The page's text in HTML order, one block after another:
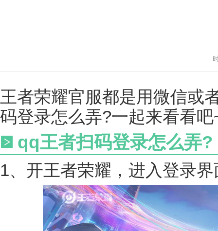
王者荣耀官服都是用微信或
码登录怎么弄?一起来看看吧
qq王者扫码登录怎么弄?
1、开王者荣耀，进入登录